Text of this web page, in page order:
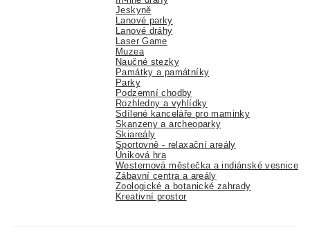
Jeskyně
Lanové parky
Lanové dráhy
Laser Game
Muzea
Naučné stezky
Památky a památníky
Parky
Podzemní chodby
Rozhledny a vyhlídky
Sdílené kanceláře pro maminky
Skanzeny a archeoparky
Skiareály
Sportovně - relaxační areály
Úniková hra
Westernová městečka a indiánské vesnice
Zábavní centra a areály
Zoologické a botanické zahrady
Kreativní prostor